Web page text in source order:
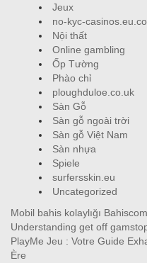
Jeux
no-kyc-
Nội thất
Online gambling
Ốp Tường
Phào chỉ
ploughduloe.co.uk
Sàn Gỗ
Sàn gỗ ngoài trời
Sàn gỗ Việt Nam
Sàn nhựa
Spiele
surfersskin.eu
Uncategorized
Mobil bahis kolaylığı
Understanding get off
PlayMe Jeu : Votre Guide
Ère